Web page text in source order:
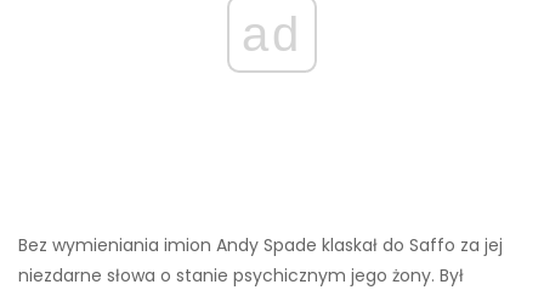
ad
Bez wymieniania imion Andy Spade klaskał do Saffo za jej
niezdarne słowa o stanie psychicznym jego żony. Był